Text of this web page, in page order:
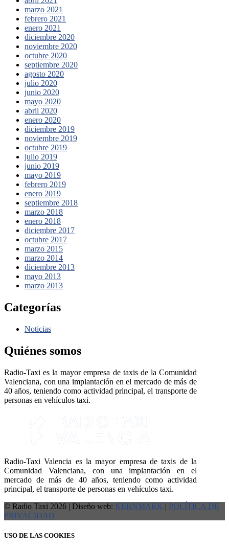
marzo 2021
febrero 2021
enero 2021
diciembre 2020
noviembre 2020
octubre 2020
septiembre 2020
agosto 2020
julio 2020
junio 2020
mayo 2020
abril 2020
enero 2020
diciembre 2019
noviembre 2019
octubre 2019
julio 2019
junio 2019
mayo 2019
febrero 2019
enero 2019
septiembre 2018
marzo 2018
enero 2018
diciembre 2017
octubre 2017
marzo 2015
marzo 2014
diciembre 2013
mayo 2013
marzo 2013
Categorías
Noticias
Quiénes somos
Radio-Taxi es la mayor empresa de taxis de la Comunidad
Valenciana, con una implantación en el mercado de más de
40 años, teniendo como actividad principal, el transporte de
personas en vehículos taxi.
Radio-Taxi Valencia es la mayor empresa de taxis de la
Comunidad Valenciana, con una implantación en el
mercado de más de 40 años, teniendo como actividad
principal, el transporte de personas en vehículos taxi.
© Radio Taxi 2026 | Diseño web: KERNMARK | POLÍTICA DE
PRIVACIDAD
USO DE LAS COOKIES